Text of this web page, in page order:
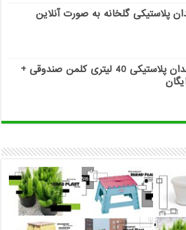
پلاستیکی گلخانه به صورت آنلاین
قیمت یخدان پلاستیکی 40 لیتری کلمن صندوقی +